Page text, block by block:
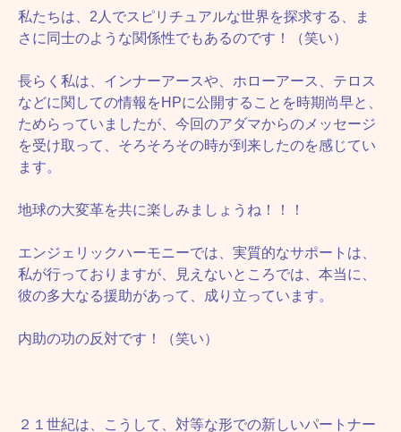
私たちは、2人でスピリチュアルな世界を探求する、ま
さに同士のような関係性でもあるのです！（笑い）
長らく私は、インナーアースや、ホローアース、テロス
などに関しての情報をHPに公開することを時期尚早と、
ためらっていましたが、今回のアダマからのメッセージ
を受け取って、そろそろその時が到来したのを感じてい
ます。
地球の大変革を共に楽しみましょうね！！！
エンジェリックハーモニーでは、実質的なサポートは、
私が行っておりますが、見えないところでは、本当に、
彼の多大なる援助があって、成り立っています。
内助の功の反対です！（笑い）
２１世紀は、こうして、対等な形での新しいパートナー